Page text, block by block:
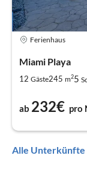
Ferienhaus
Miami Playa
12 Gäste245 m25
ab 232€ pro
Alle Unterkünfte